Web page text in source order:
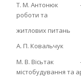
Т. М. Антонюк –
роботи та
житлових питань
А. П. Ковальчук
М. В. Вісьтак –
містобудування та